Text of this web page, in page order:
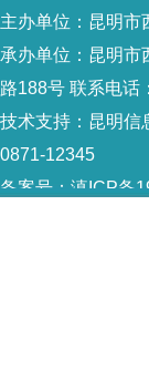
主办单位：昆明市
承办单位：昆明市
路188号 联系电话
技术支持： 昆明信
0871-12345
备案号： 滇ICP备